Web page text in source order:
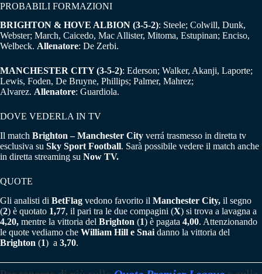
PROBABILI FORMAZIONI
BRIGHTON & HOVE ALBION (3-5-2): Steele; Colwill, Dunk,
Webster; March, Caicedo, Mac Allister, Mitoma, Estupinan; Enciso,
Welbeck. Allenatore: De Zerbi.
MANCHESTER CITY (3-5-2): Ederson; Walker, Akanji, Laporte;
Lewis, Foden, De Bruyne, Phillips; Palmer, Mahrez;
Alvarez. Allenatore: Guardiola.
DOVE VEDERLA IN TV
Il match Brighton – Manchester City verrá trasmesso in diretta tv
esclusiva su Sky Sport Football. Sarà possibile vedere il match anche
in diretta streaming su Now TV.
QUOTE
Gli analisti di BetFlag vedono favorito il Manchester City, il segno
(2) è quotato 1,77, il pari tra le due compagini (X) si trova a lavagna a
4,20, mentre la vittoria del Brighton (1) è pagata 4,00. Attenzionando
le quote vediamo che William Hill e Snai danno la vittoria del
Brighton (1) a 3,70.